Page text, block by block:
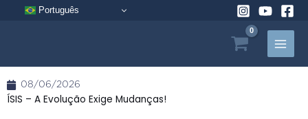
Português
08/06/2026
ÍSIS – A Evolução Exige Mudanças!